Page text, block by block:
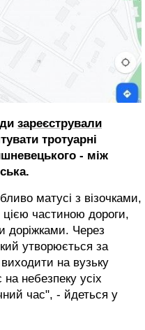
зареєстрували
тротуарні
- між
матусі з візочками,
частиною дороги,
доріжками. Через
утворюється за
на вузьку
небезпеку усіх
час", - йдеться у